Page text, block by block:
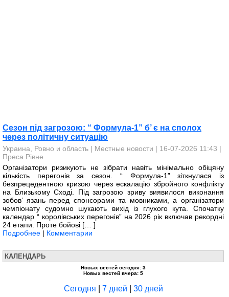
Сезон під загрозою: “ Формула-1” б’ є на сполох
через політичну ситуацію
Украина, Ровно и область | Местные новости | 16-07-2026 11:43 |
Преса Рівне
Організатори ризикують не зібрати навіть мінімально обіцяну
кількість перегонів за сезон. “ Формула-1” зіткнулася із
безпрецедентною кризою через ескалацію збройного конфлікту
на Близькому Сході. Під загрозою зриву виявилося виконання
зобов’ язань перед спонсорами та мовниками, а організатори
чемпіонату судомно шукають вихід із глухого кута. Спочатку
календар “ королівських перегонів” на 2026 рік включав рекордні
24 етапи. Проте бойові [… ]
Подробнее | Комментарии
КАЛЕНДАРЬ
Новых вестей сегодня: 3
Новых вестей вчера: 5
Сегодня 7 дней 30 дней